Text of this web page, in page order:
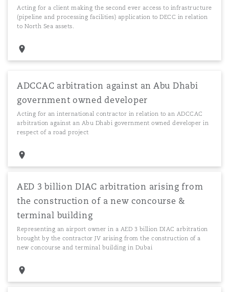
Acting for a client making the second ever access to infrastructure
(pipeline and processing facilities) application to DECC in relation
to North Sea assets.
ADCCAC arbitration against an Abu Dhabi
government owned developer
Acting for an international contractor in relation to an ADCCAC
arbitration against an Abu Dhabi government owned developer in
respect of a road project
AED 3 billion DIAC arbitration arising from
the construction of a new concourse &
terminal building
Representing an airport owner in a AED 3 billion DIAC arbitration
brought by the contractor JV arising from the construction of a
new concourse and terminal building in Dubai